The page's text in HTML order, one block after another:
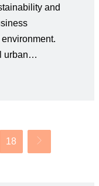
and
urban…
18 Siirry